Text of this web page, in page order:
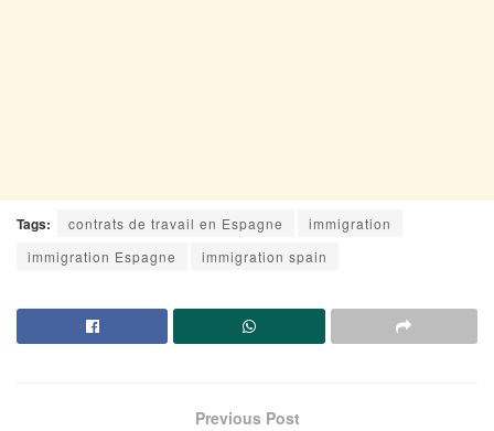
Tags: contrats de travail en Espagne
immigration
immigration Espagne
immigration spain
Previous Post